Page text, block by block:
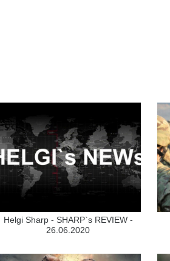
Helgi Sharp - SHARP`s REVIEW -
26.06.2020